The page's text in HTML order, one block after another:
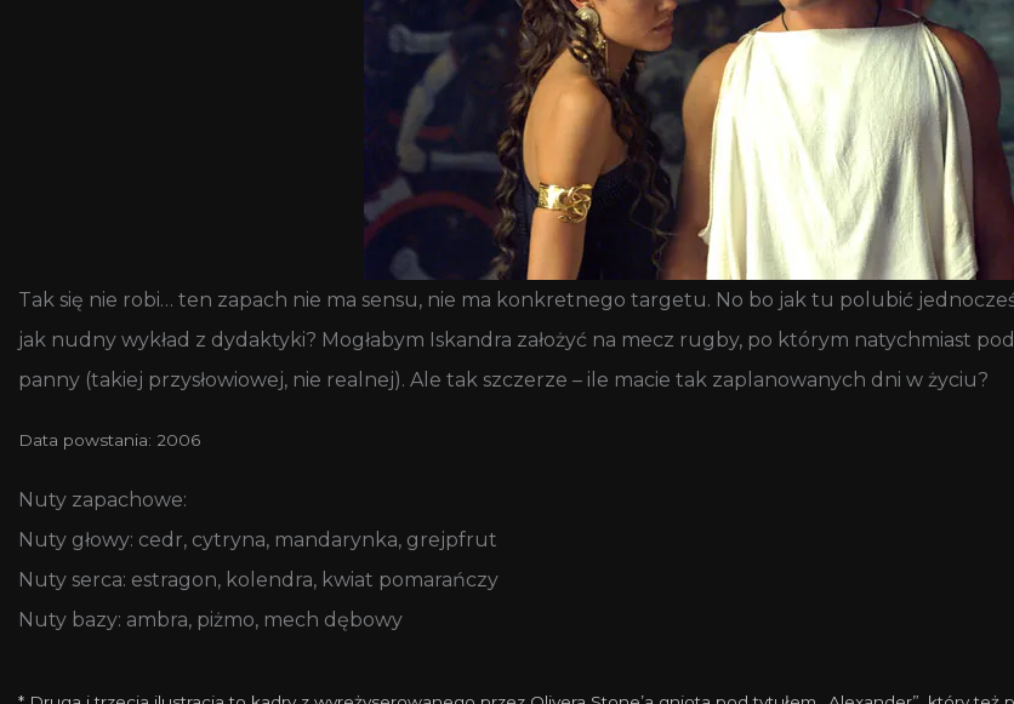
Tak się nie robi… ten zapach nie ma sensu, nie ma konkretnego targetu. No bo jak tu polubić
jak nudny wykład z dydaktyki? Mogłabym Iskandra założyć na mecz rugby, po którym natychmiast
panny (takiej przysłowiowej, nie realnej). Ale tak szczerze – ile macie tak zaplanowanych dni w życiu?
Data powstania: 2006
Nuty zapachowe:
Nuty głowy: cedr, cytryna, mandarynka, grejpfrut
Nuty serca: estragon, kolendra, kwiat pomarańczy
Nuty bazy: ambra, piżmo, mech dębowy